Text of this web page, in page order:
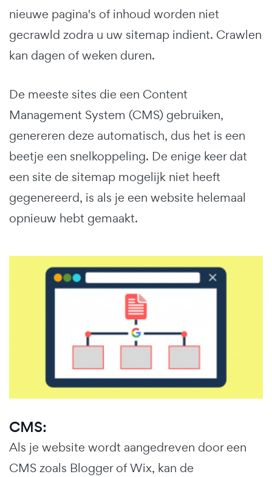
nieuwe pagina's of inhoud worden niet
gecrawld zodra u uw sitemap indient. Crawlen
kan dagen of weken duren.
De meeste sites die een Content
Management System (CMS) gebruiken,
genereren deze automatisch, dus het is een
beetje een snelkoppeling. De enige keer dat
een site de sitemap mogelijk niet heeft
gegenereerd, is als je een website helemaal
opnieuw hebt gemaakt.
CMS:
Als je website wordt aangedreven door een
CMS zoals Blogger of Wix, kan de